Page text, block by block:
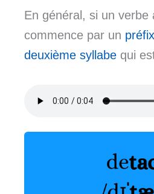
En général, si un verbe
commence par un
deuxième syllabe qui